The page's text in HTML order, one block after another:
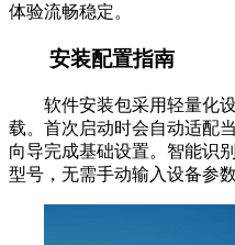
体验流畅稳定。
安装配置指南
软件安装包采用轻量化
载。首次启动时会自动适配
向导完成基础设置。智能识
型号，无需手动输入设备参